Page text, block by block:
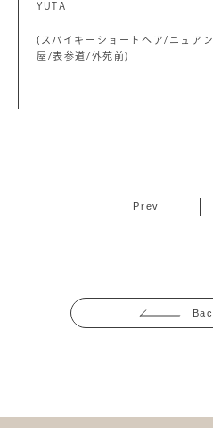
YUTA
(スパイキーショートヘア/ニュア
屋/表参道/外苑前)
Prev